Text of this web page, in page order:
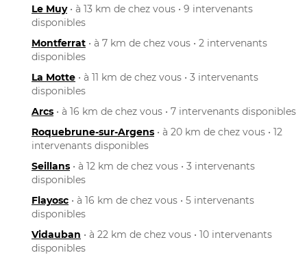
Le Muy• à 13 km de chez vous • 9 intervenants
disponibles
Montferrat • à 7 km de chez vous • 2 intervenants
disponibles
La Motte • à 11 km de chez vous • 3 intervenants
disponibles
Arcs • à 16 km de chez vous • 7 intervenants disponibles
Roquebrune-sur-Argens • à 20 km de chez vous • 12
intervenants disponibles
Seillans • à 12 km de chez vous • 3 intervenants
disponibles
Flayosc • à 16 km de chez vous • 5 intervenants
disponibles
Vidauban • à 22 km de chez vous • 10 intervenants
disponibles